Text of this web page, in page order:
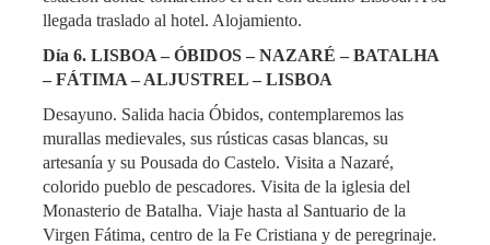
llegada traslado al hotel. Alojamiento.
Día 6. LISBOA – ÓBIDOS – NAZARÉ – BATALHA
– FÁTIMA – ALJUSTREL – LISBOA
Desayuno. Salida hacia Óbidos, contemplaremos las
murallas medievales, sus rústicas casas blancas, su
artesanía y su Pousada do Castelo. Visita a Nazaré,
colorido pueblo de pescadores. Visita de la iglesia del
Monasterio de Batalha. Viaje hasta al Santuario de la
Virgen Fátima, centro de la Fe Cristiana y de peregrinaje.